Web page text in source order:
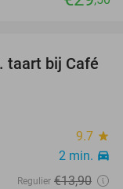
28%
taart bij Café
9.7 star
2 min. directions_car
Regulier €13,90